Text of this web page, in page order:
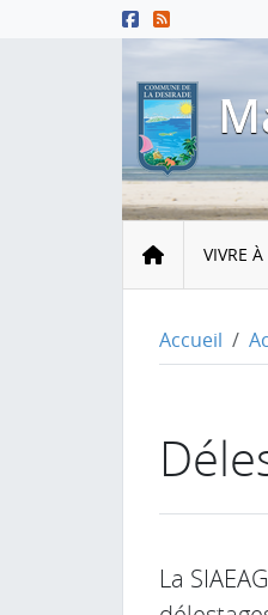
Menu principal
Contenu principal
AccueilVIVRE
Accueil
La